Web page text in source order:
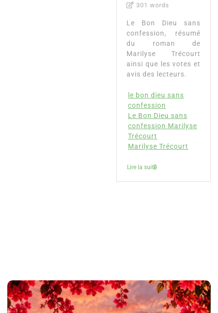
301 words
Le Bon Dieu sans
confession, résumé
du roman de
Marilyse Trécourt
ainsi que les votes et
avis des lecteurs.
le bon dieu sans
confession
Le Bon Dieu sans
confession Marilyse
Trécourt
Marilyse Trécourt
Lire la suite